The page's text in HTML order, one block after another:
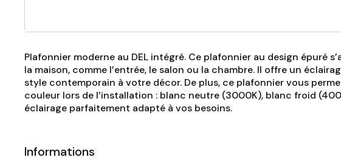
Plafonnier moderne au DEL intégré. Ce plafonnier au design épuré
la maison, comme l’entrée, le salon ou la chambre. Il offre un
style contemporain à votre décor. De plus, ce plafonnier vous
couleur lors de l’installation : blanc neutre (3000K), blanc froid
éclairage parfaitement adapté à vos besoins.
Informations